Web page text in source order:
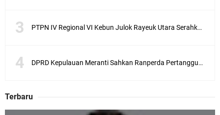
PTPN IV Regional VI Kebun Julok Rayeuk Utara Serahkan Bantuan Mesin Genset untuk Dayah Darul Fata
DPRD Kepulauan Meranti Sahkan Ranperda Pertanggungjawaban APBD 2025, Pemkab Siap Tindaklanjuti 11 Rekomendasi Banggar
Terbaru